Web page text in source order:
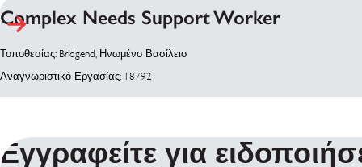
Complex Needs Support Worker
Τοποθεσίας: Bridgend, Ηνωμένο Βασίλειο
Αναγνωριστικό Εργασίας: 18792
Εγγραφείτε για